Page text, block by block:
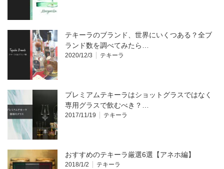
テキーラのブランド、世界にいくつある？全ブ
ランド数を調べてみたら…
2020/12/3 テキーラ
プレミアムテキーラはショットグラスではなく
専用グラスで飲むべき？…
2017/11/19 テキーラ
おすすめのテキーラ厳選6選【アネホ編】
2018/1/2 テキーラ